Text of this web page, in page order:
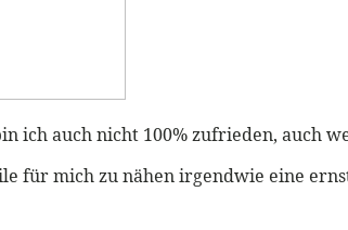
ich auch nicht 100% zufrieden, auch
für mich zu nähen irgendwie eine